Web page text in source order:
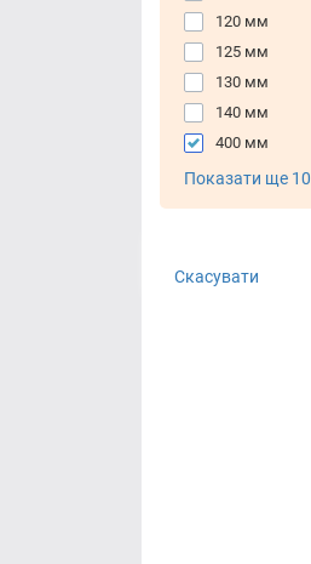
120 мм
125 мм
130 мм
140 мм
400 мм
Показати ще 10
Скасувати